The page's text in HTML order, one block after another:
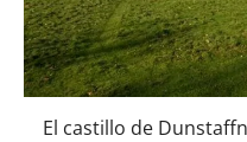
El castillo de